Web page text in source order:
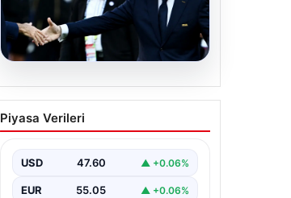
05.08.2026
Ürdün’den FIFA’ya sert
tepki: ‘Şantajdan başka
Piyasa Verileri
USD 47.60 ▲ +0.06%
EUR 55.05 ▲ +0.06%